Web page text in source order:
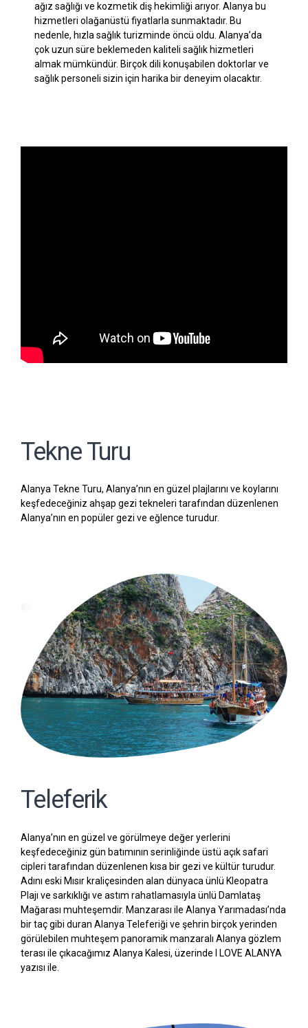
ağız sağlığı ve kozmetik diş hekimliği arıyor. Alanya bu
hizmetleri olağanüstü fiyatlarla sunmaktadır. Bu
nedenle, hızla sağlık turizminde öncü oldu. Alanya’da
çok uzun süre beklemeden kaliteli sağlık hizmetleri
almak mümkündür. Birçok dili konuşabilen doktorlar ve
sağlık personeli sizin için harika bir deneyim olacaktır.
Tekne Turu
Alanya Tekne Turu, Alanya’nın en güzel plajlarını ve koylarını
keşfedeceğiniz ahşap gezi tekneleri tarafından düzenlenen
Alanya’nın en popüler gezi ve eğlence turudur.
Teleferik
Alanya’nın en güzel ve görülmeye değer yerlerini
keşfedeceğiniz gün batımının serinliğinde üstü açık safari
cipleri tarafından düzenlenen kısa bir gezi ve kültür turudur.
Adını eski Mısır kraliçesinden alan dünyaca ünlü Kleopatra
Plajı ve sarkıklığı ve astım rahatlamasıyla ünlü Damlataş
Mağarası muhteşemdir. Manzarası ile Alanya Yarımadası’nda
bir taç gibi duran Alanya Teleferiği ve şehrin birçok yerinden
görülebilen muhteşem panoramik manzaralı Alanya gözlem
terası ile çıkacağımız Alanya Kalesi, üzerinde I LOVE ALANYA
yazısı ile.